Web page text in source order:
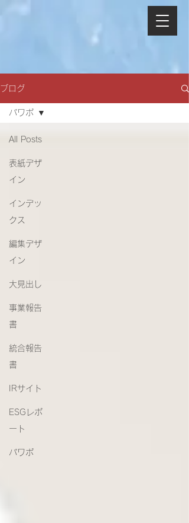
ブログ
All Posts
表紙デザ
イン
インデッ
クス
編集デザ
イン
大見出し
事業報告
書
統合報告
書
IRサイト
ESGレポ
ート
パワポ
パワポ